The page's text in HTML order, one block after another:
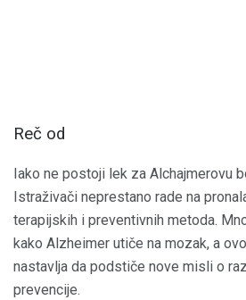
Reč od
Iako ne postoji lek za Alchajmerovu
Istraživači neprestano rade na
terapijskih i preventivnih metoda.
kako Alzheimer utiče na mozak, a
nastavlja da podstiče nove misli o
prevencije.